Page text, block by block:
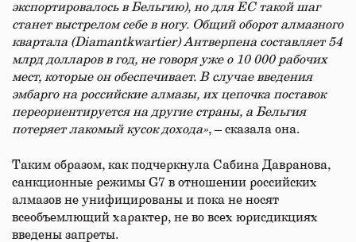
экспортировалось в Бельгию), но для ЕС такой шаг
станет выстрелом себе в ногу. Общий оборот алмазного
квартала (Diamantkwartier) Антверпена составляет 54
млрд долларов в год, не говоря уже о 10 000 рабочих
мест, которые он обеспечивает. В случае введения
эмбарго на российские алмазы, их цепочка поставок
переориентируется на другие страны, а Бельгия
потеряет лакомый кусок дохода», – сказала она.
Таким образом, как подчеркнула Сабина Давранова,
санкционные режимы G7 в отношении российских
алмазов не унифицированы и пока не носят
всеобъемлющий характер, не во всех юрисдикциях
введены запреты.